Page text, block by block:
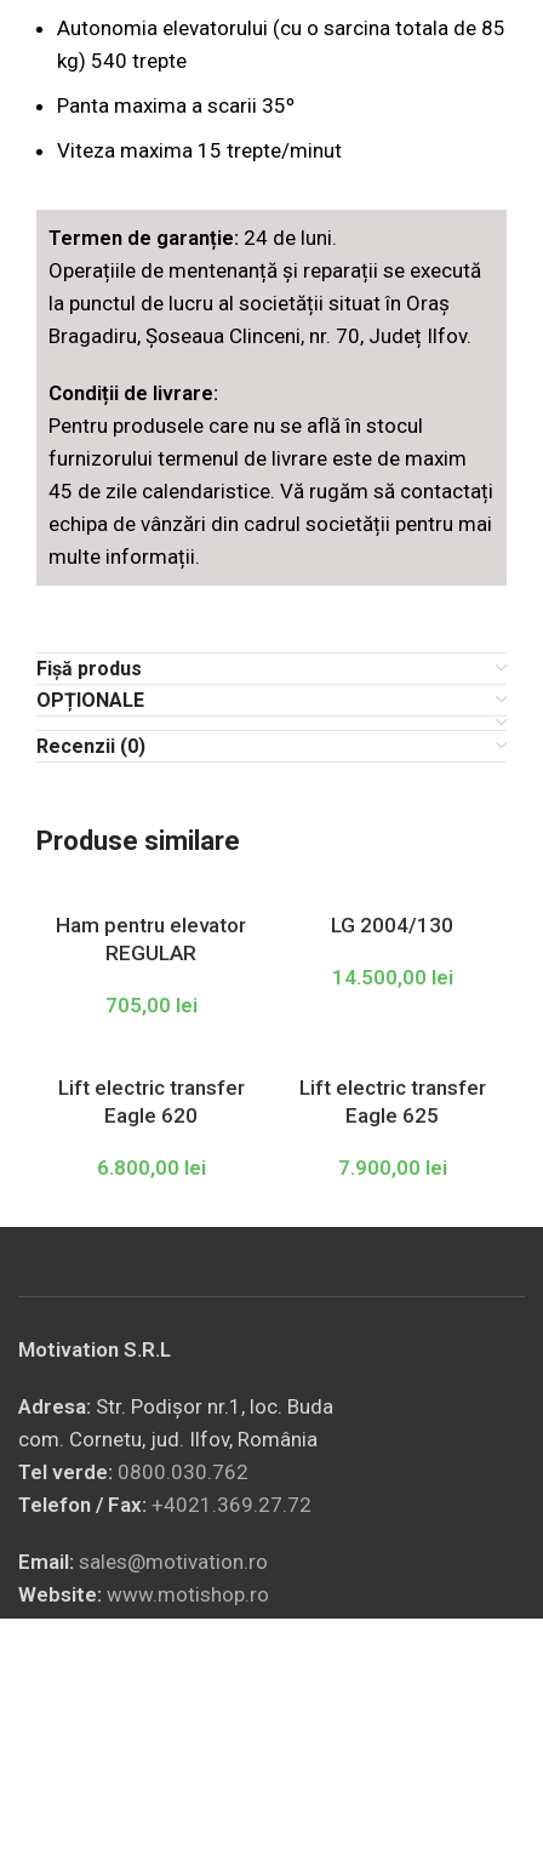
Autonomia elevatorului (cu o sarcina totala de 85
kg) 540 trepte
Panta maxima a scarii 35º
Viteza maxima 15 trepte/minut
Termen de garanție: 24 de luni.
Operațiile de mentenanță și reparații se execută
la punctul de lucru al societății situat în Oraș
Bragadiru, Șoseaua Clinceni, nr. 70, Județ Ilfov.
Condiții de livrare:
Pentru produsele care nu se află în stocul
furnizorului termenul de livrare este de maxim
45 de zile calendaristice. Vă rugăm să contactați
echipa de vânzări din cadrul societății pentru mai
multe informații.
Fișă produs
OPȚIONALE
Recenzii (0)
Produse similare
Ham pentru elevator
REGULAR
705,00 lei
LG 2004/130
14.500,00 lei
Lift electric transfer
Eagle 620
6.800,00 lei
Lift electric transfer
Eagle 625
7.900,00 lei
Motivation S.R.L
Adresa: Str. Podișor nr.1, loc. Buda
com. Cornetu, jud. Ilfov, România
Tel verde: 0800.030.762
Telefon / Fax: +4021.369.27.72
Email: sales@motivation.ro
Website: www.motishop.ro